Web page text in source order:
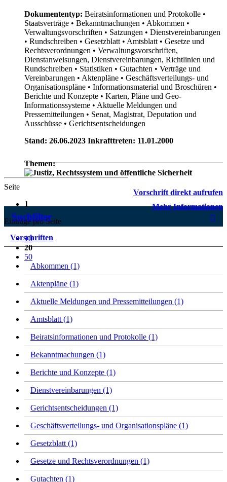
Dokumententyp: Beiratsinformationen und Protokolle •
Staatsverträge • Bekanntmachungen • Abkommen •
Verwaltungsvorschriften • Satzungen • Dienstvereinbarungen
• Rundschreiben • Gesetzblatt • Amtsblatt • Gesetze und
Rechtsverordnungen • Verwaltungsvorschriften,
Dienstanweisungen, Dienstvereinbarungen, Richtlinien und
Rundschreiben • Statistiken • Gutachten • Verträge und
Vereinbarungen • Aktenpläne • Geschäftsverteilungs- und
Organisationspläne • Informationsmaterial und Broschüren •
Berichte und Konzepte • Karten, Pläne und Geo-
Informationssysteme • Aktuelle Meldungen und
Pressemitteilungen • Senat, Magistrat, Deputation und
Ausschüsse • Gerichtsentscheidungen
Stand: 26.06.2023 Inkrafttreten: 11.01.2000
Themen:
Vorschrift direkt aufrufen
Mehr Informationen
Seite
1
Einträge pro Seite
10
20
50
Suchfilter
Vorschriften
Abkommen (1)
Aktenpläne (1)
Aktuelle Meldungen und Pressemitteilungen (1)
Amtsblatt (1)
Beiratsinformationen und Protokolle (1)
Bekanntmachungen (1)
Berichte und Konzepte (1)
Dienstvereinbarungen (1)
Gerichtsentscheidungen (1)
Geschäftsverteilungs- und Organisationspläne (1)
Gesetzblatt (1)
Gesetze und Rechtsverordnungen (1)
Gutachten (1)